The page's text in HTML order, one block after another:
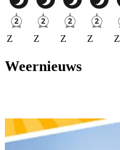
Z Z Z Z Z
Weernieuws